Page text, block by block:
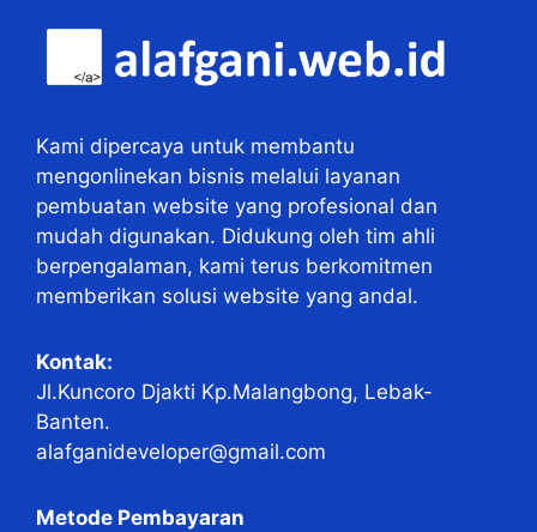
Kami dipercaya untuk membantu
mengonlinekan bisnis melalui layanan
pembuatan website yang profesional dan
mudah digunakan. Didukung oleh tim ahli
berpengalaman, kami terus berkomitmen
memberikan solusi website yang andal.
Kontak:
Jl.Kuncoro Djakti Kp.Malangbong, Lebak-
Banten.
alafganideveloper@gmail.com
Metode Pembayaran